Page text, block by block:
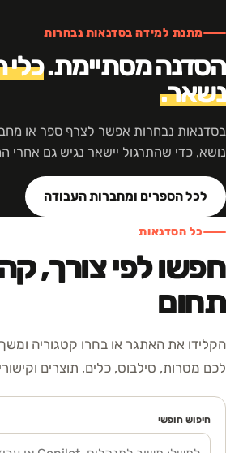
מתנת למידה בסדנאות נבחרות
הסדנה מסתיימת.
נשאר.
בסדנאות נבחרות אפשר לצרף ספר או
נושא, כדי שהתרגול יישאר נגיש גם אחרי
לכל הספרים ומחברות העבודה
כל הסדנאות
חפשו לפי צורך,
תחום
הקלידו את האתגר או בחרו קטגוריה
לכם מטרות, סילבוס, כלים, תוצרים
חיפוש חופשי